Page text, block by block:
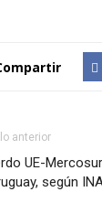
anterior
UE-
según